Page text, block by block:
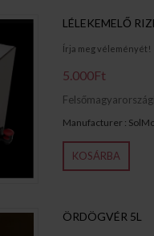
LÉLEKEMELŐ
Írja meg véleményét!
5.000Ft
Manufacturer :
KOSÁRBA
ÖRDÖGVÉR 5L